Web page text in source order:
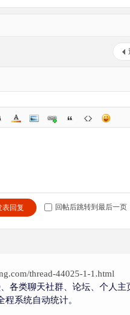
表回复 回帖后跳转到最后一页
thread-44025-1-1.html
各类聊天社群、论坛、个人
系统自动统计。